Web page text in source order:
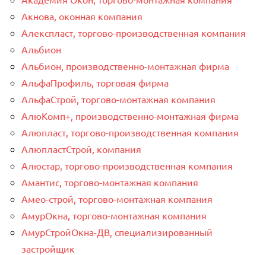
Акнова, оконная компания
Алекспласт, торгово-производственная компания
Альбион
Альбион, производственно-монтажная фирма
АльфаПрофиль, торговая фирма
АльфаСтрой, торгово-монтажная компания
АлюКомп+, производственно-монтажная фирма
Алюпласт, торгово-производственная компания
АлюпластСтрой, компания
Алюстар, торгово-производственная компания
Амантис, торгово-монтажная компания
Амео-строй, торгово-монтажная компания
АмурОкна, торгово-монтажная компания
АмурСтройОкна-ДВ, специализированный
застройщик